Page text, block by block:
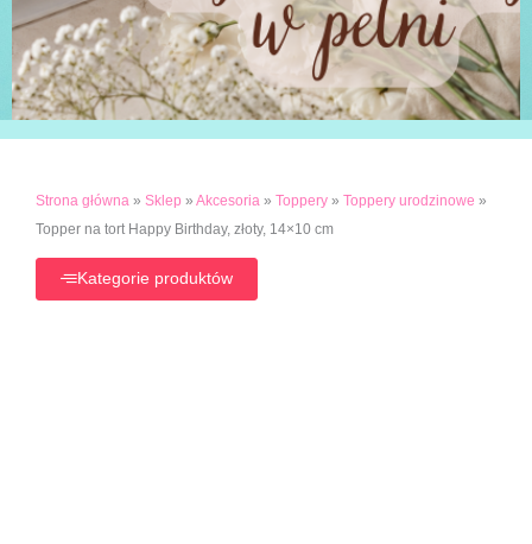
Strona główna » Sklep » Akcesoria » Toppery » Toppery urodzinowe »
Topper na tort Happy Birthday, złoty, 14×10 cm
Kategorie produktów